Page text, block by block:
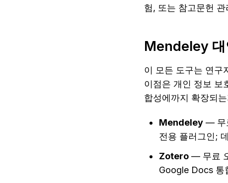
험, 또는 참고문헌
Mendeley 대
이 모든 도구는 연구
이점은 개인 정보 보
합성에까지 확장되
Mendeley — 무
전용 플러그인;
Zotero — 무료
Google Docs 통